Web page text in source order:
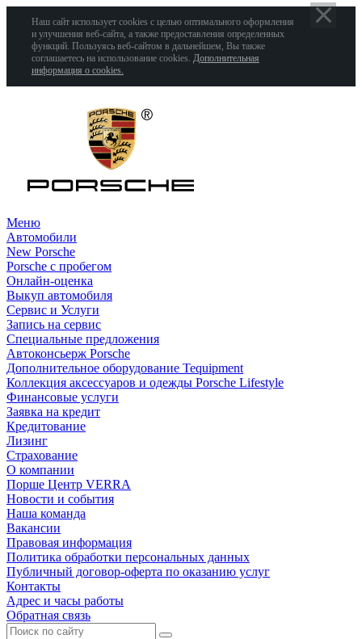
Наш сайт использует cookies с целью оптимального оформления
и улучшения веб-сайта, а также предоставления определенных
функций. Пользуясь веб-сайтом в дальнейшем, Вы также
соглашаетесь на использование cookies. Дополнительная
информация о cookies.
Меню
Автомобили
New Porsche
Porsche с пробегом
Онлайн-оценка
Выкуп автомобиля
Сервис и Услуги
Запись на сервис
Специальные предложения
Автоконсьерж Porsche
Дополнительное оборудование Tequipment
Коллекция аксессуаров и одежды Porsche Lifestyle
Финансовые услуги
Заявка на кредит
Кредитование
Лизинг
Страхование
О компании
Порше Центр VERRA
Новости и события
Наша команда
Вакансии
Правовая информация
Политика обработки персональных данных
Публичный договор-оферта по оказанию услуг
Контакты
Адрес и часы работы
Обратная связь